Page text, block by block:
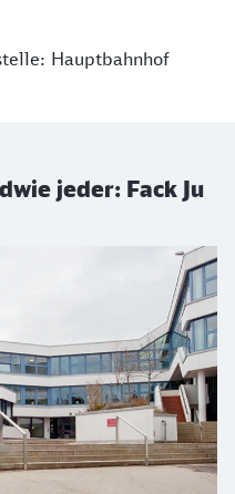
Hauptbahnhof
jeder: Fack Ju